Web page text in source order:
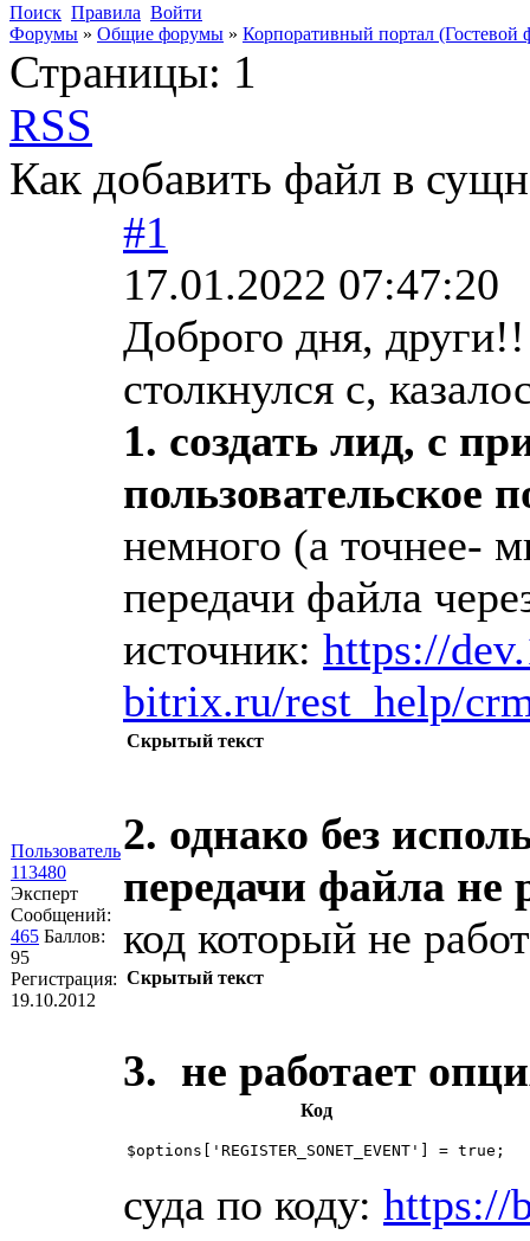
Поиск Правила Войти
Форумы » Общие форумы » Корпоративный портал (Гостевой
Страницы: 1
RSS
Как добавить файл в
Пользователь
113480
Эксперт
Сообщений:
465 Баллов:
95
Регистрация:
19.10.2012
#1
17.01.2022 07:47:20
Доброго дня,
столкнулся с,
1. создать лид, с
пользовательское
немного (а точнее-
передачи файла
источник: https://
bitrix.ru/rest_help/
Скрытый текст
2. однако без
передачи файла не
код который не
Скрытый текст
3. не работает
Код
$options['REGISTER_SONET_EVENT'] = true;
суда по коду: https://